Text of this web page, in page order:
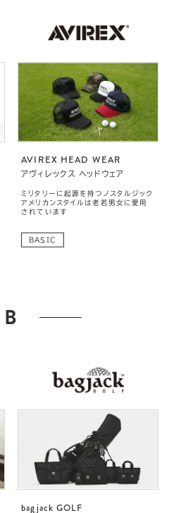
AVIREX HEAD WEAR
アヴィレックス ヘッドウェア
ミリタリーに起源を持つノスタルジック
アメリカンスタイルは老若男女に愛用
されています
BASIC
B
bagjack GOLF